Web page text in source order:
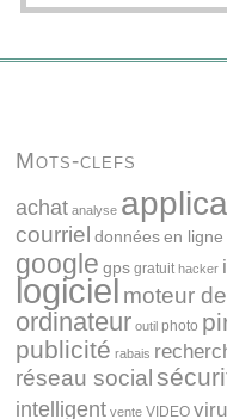
Mots-clefs
achat analyse
courriel donnéesen ligne
google gps gratuit hacker
logiciel moteur
ordinateur outil photo
publicité rabais
réseau social
intelligent vente VIDEO